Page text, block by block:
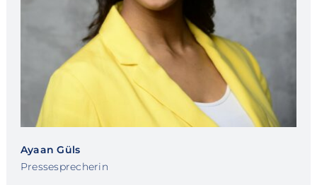
Ayaan Güls
Pressesprecherin